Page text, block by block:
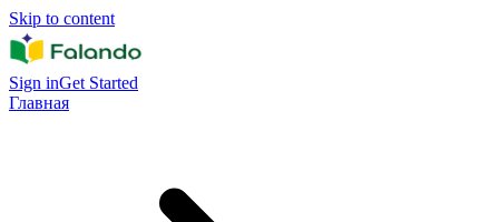
Skip to content
Sign inGet Started
Главная